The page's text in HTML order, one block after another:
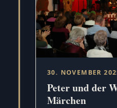
30. NOVEMBER
Peter und der
Märchen